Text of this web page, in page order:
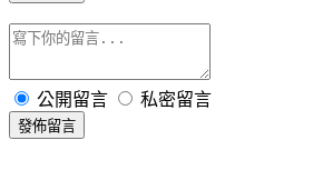
公開留言 私密留言
發佈留言